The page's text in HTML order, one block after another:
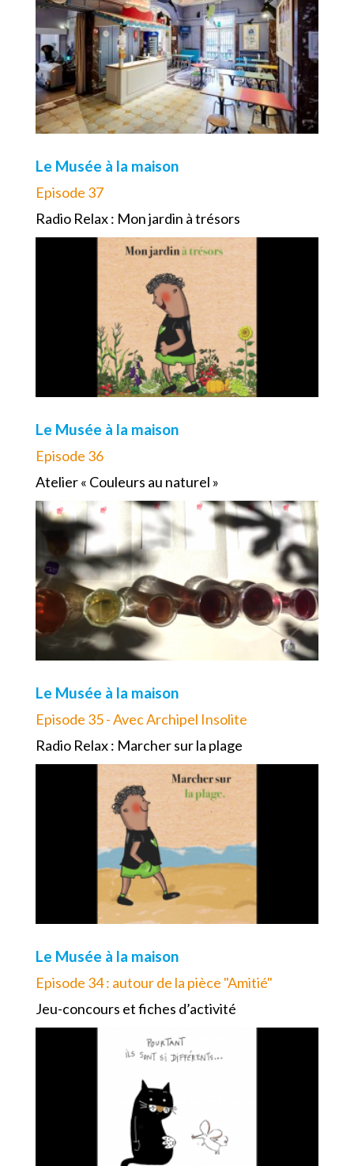
Le Musée à la maison
Episode 37
Radio Relax : Mon jardin à trésors
Le Musée à la maison
Episode 36
Atelier « Couleurs au naturel »
Le Musée à la maison
Episode 35 - Avec Archipel Insolite
Radio Relax : Marcher sur la plage
Le Musée à la maison
Episode 34 : autour de la pièce "Amitié"
Jeu-concours et fiches d’activité